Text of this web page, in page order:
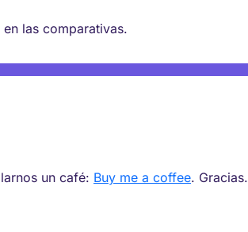
las comparativas.
un café: Buy me a coffee. Gracias.